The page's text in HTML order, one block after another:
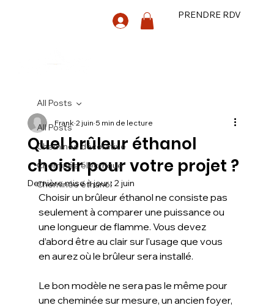
PRENDRE RDV
All Posts
Cheminée décorative
Cheminée électrique
Cheminée éthanol
All Posts
Quel brûleur éthanol
choisir pour votre projet ?
Frank 2 juin 5 min de lecture
Dernière mise à jour : 2 juin
Choisir un brûleur éthanol ne consiste pas
seulement à comparer une puissance ou
une longueur de flamme. Vous devez
d’abord être au clair sur l'usage que vous
en aurez où le brûleur sera installé.
Le bon modèle ne sera pas le même pour
une cheminée sur mesure, un ancien foyer,